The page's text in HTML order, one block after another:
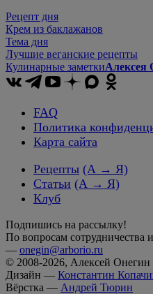
Рецепт дня
Крем из баклажанов
Тема дня
Лучшие веганские рецепты
Кулинарные заметкиАлексея
FAQ
Политика
Карта сайта
Рецепты (А → Я)
Статьи (А → Я)
Клуб
Подпишись на рассылку!
По вопросам сотрудничества
— onegin@arborio.ru
© 2008-2026, Алексей Онегин
Дизайн — Константин
Вёрстка — Андрей Тюрин